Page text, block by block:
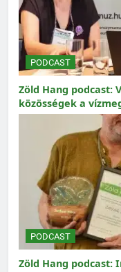
PODCAST
Zöld Hang podcast:
közösségek a
PODCAST
Zöld Hang podcast: